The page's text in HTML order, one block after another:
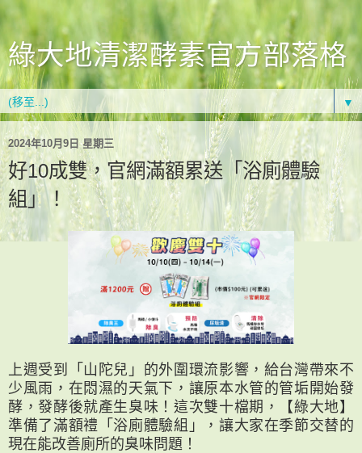
綠大地清潔酵素官方部落格
▼
2024年10月9日 星期三
好10成雙，官網滿額累送「浴廁體驗
組」！
上週受到「山陀兒」的外圍環流影響，給台灣帶來不
少風雨，在悶濕的天氣下，讓原本水管的管垢開始發
酵，發酵後就產生臭味！這次雙十檔期，【綠大地】
準備了滿額禮「浴廁體驗組」，讓大家在季節交替的
現在能改善廁所的臭味問題！